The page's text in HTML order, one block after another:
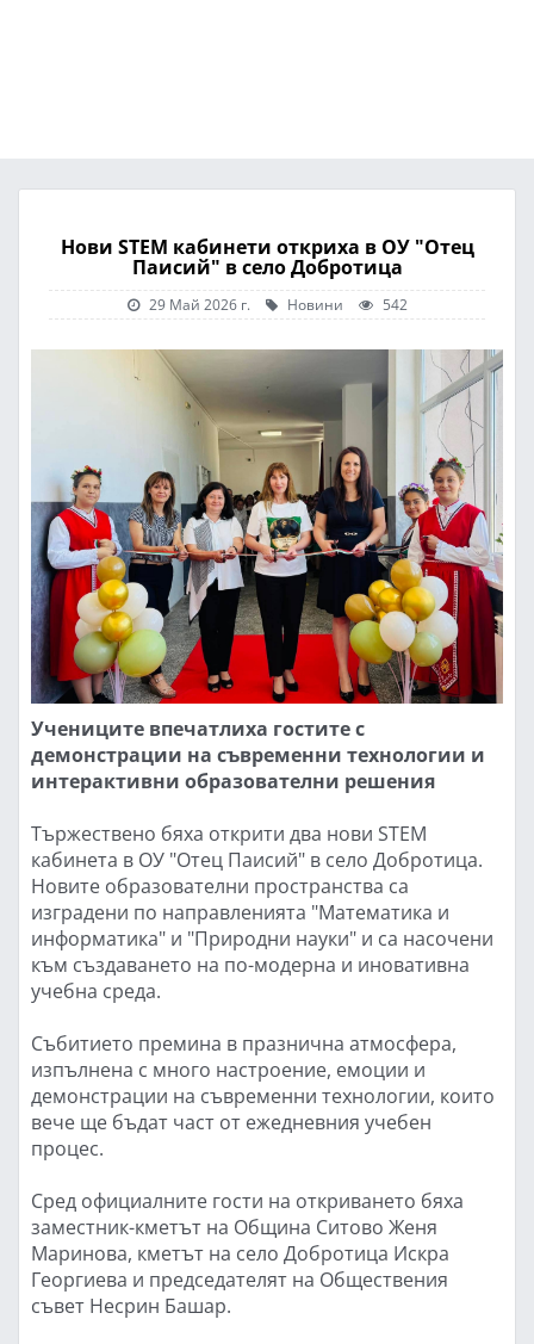
Нови STEM кабинети откриха в ОУ "Отец
Паисий" в село Добротица
29 Май 2026 г. Новини 542
Учениците впечатлиха гостите с
демонстрации на съвременни технологии и
интерактивни образователни решения
Тържествено бяха открити два нови STEM
кабинета в ОУ "Отец Паисий" в село Добротица.
Новите образователни пространства са
изградени по направленията "Математика и
информатика" и "Природни науки" и са насочени
към създаването на по-модерна и иновативна
учебна среда.
Събитието премина в празнична атмосфера,
изпълнена с много настроение, емоции и
демонстрации на съвременни технологии, които
вече ще бъдат част от ежедневния учебен
процес.
Сред официалните гости на откриването бяха
заместник-кметът на Община Ситово Женя
Маринова, кметът на село Добротица Искра
Георгиева и председателят на Обществения
съвет Несрин Башар.